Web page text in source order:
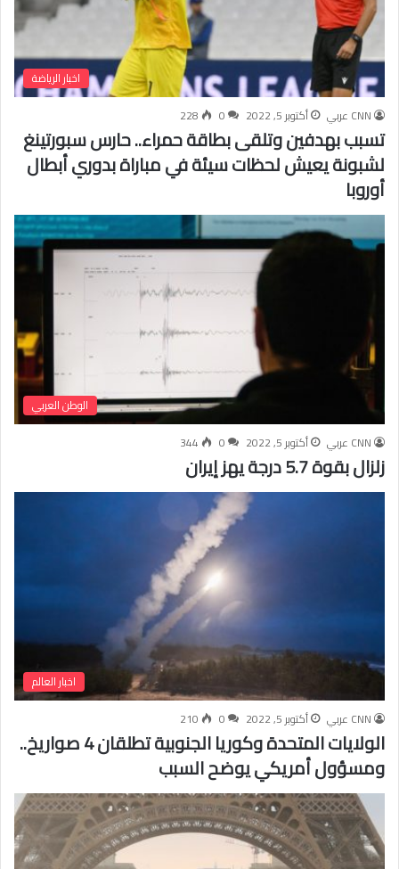
اخبار الرياضة
CNN عربي
أكتوبر 5, 2022 0
228
تسبب بهدفين وتلقى بطاقة حمراء.. حارس سبورتينغ
لشبونة يعيش لحظات سيئة في مباراة بدوري أبطال
أوروبا
الوطن العربي
CNN عربي
أكتوبر 5, 2022 0
344
زلزال بقوة 5.7 درجة يهز إيران
اخبار العالم
CNN عربي
أكتوبر 5, 2022 0
210
الولايات المتحدة وكوريا الجنوبية تطلقان 4 صواريخ..
ومسؤول أمريكي يوضح السبب